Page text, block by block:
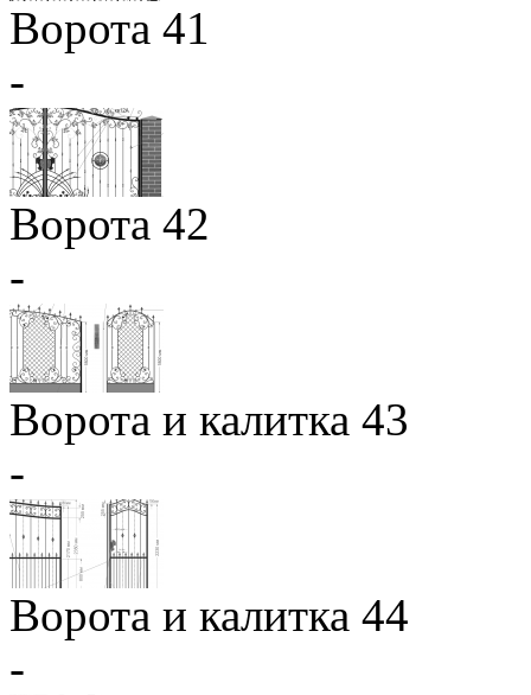
Ворота 41
-
Ворота 42
-
Ворота и калитка 43
-
Ворота и калитка 44
-